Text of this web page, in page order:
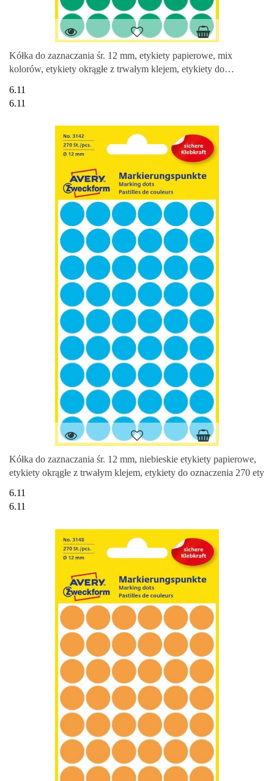
Kółka do zaznaczania śr. 12 mm, etykiety papierowe, mix
kolorów, etykiety okrągłe z trwałym klejem, etykiety do
6.11
6.11
Kółka do zaznaczania śr. 12 mm, niebieskie etykiety papierowe,
etykiety okrągłe z trwałym klejem, etykiety do oznaczenia 270 ety
6.11
6.11